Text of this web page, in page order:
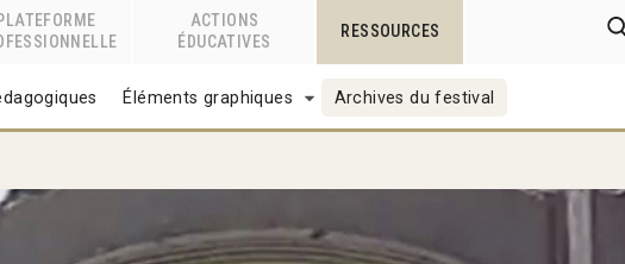
ACTIONS
ÉDUCATIVES
RESSOURCES
Éléments graphiques Archives du festival